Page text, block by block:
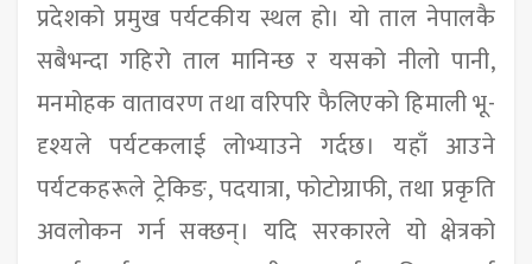
प्रदेशको प्रमुख पर्यटकीय स्थल हो। यो ताल नेपालकै
सबैभन्दा गहिरो ताल मानिन्छ र यसको नीलो पानी,
मनमोहक वातावरण तथा वरिपरि फैलिएको हिमाली भू-
दृश्यले पर्यटकलाई लोभ्याउने गर्दछ। यहाँ आउने
पर्यटकहरूले ट्रेकिङ, पदयात्रा, फोटोग्राफी, तथा प्रकृति
अवलोकन गर्न सक्छन्। यदि सरकारले यो क्षेत्रको